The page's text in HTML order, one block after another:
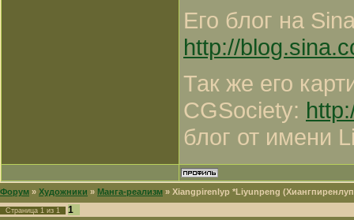
Его блог на
http://
Так же его
CGSociety:
блог от имени
Форум » Художники » Манга-реализм » Xiangpirenlyp *Liyunpeng
Страница 1 из 1 1